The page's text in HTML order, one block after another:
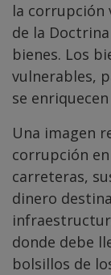
la corrupción
de la
bienes. Los
vulnerables,
se
Una imagen
corrupción en
carreteras,
dinero
donde debe
bolsillos de